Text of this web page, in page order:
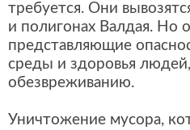
требуется. Они
и полигонах Валдая. Но
представляющие
среды и здоровья
обезвреживанию.
Уничтожение мусора,